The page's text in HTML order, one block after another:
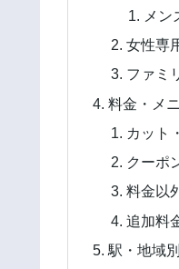
メン
女性専
ファミ
料金・メ
カット
クーポ
料金以
追加料
駅・地域